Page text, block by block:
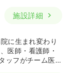
施設詳細
に生まれ変わり
医師・看護師・
ッフがチーム医